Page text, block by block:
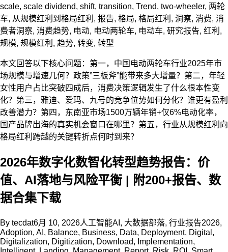
scale, scale dividend, shift, transition, Trend, two-wheeler, 两轮
车, 从规模红利到格局红利 , 报告, 格局, 格局红利 , 洞察, 消费, 消
费者洞察, 消费趋势, 电动, 电动两轮车, 电动车, 研究报告, 红利 ,
规模, 规模红利 , 趋势, 转变, 转型
本文回答以下核心问题：第一，中国电动两轮车行业2025年市
场规模与增速几何？政策”三板斧”能带来多大增量？第二，年轻
女性用户占比突破四成后，消费决策逻辑发生了什么根本性变
化？第三，雅迪、爱玛、九号的竞争位势如何分化？谁更有盈利
改善潜力？第四，东南亚市场1500万辆年销+仅6%电动化率，
国产品牌出海的真实机会窗口在哪里？第五，行业从规模红利向
格局红利跨越的关键转折点何时到来？
2026年数字化数智化转型趋势报告：价
值、AI落地与风险平衡 | 附200+报告、数
据合集下载
By tecdat6月 10, 2026人工智能AI , 大数据部落, 行业报告2026,
Adoption, AI , Balance, Business, Data, Deployment, Digital ,
Digitalization, Digitization, Download, Implementation,